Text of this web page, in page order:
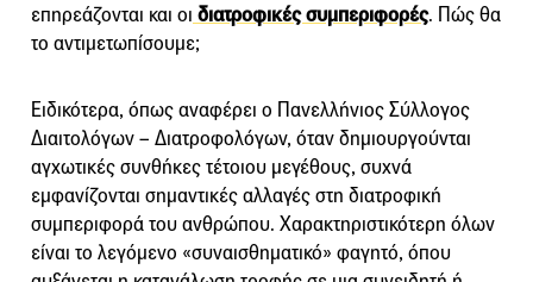
επηρεάζονται και οι διατροφικές συμπεριφορές. Πώς θα
το αντιμετωπίσουμε;
Ειδικότερα, όπως αναφέρει ο Πανελλήνιος Σύλλογος
Διαιτολόγων – Διατροφολόγων, όταν δημιουργούνται
αγχωτικές συνθήκες τέτοιου μεγέθους, συχνά
εμφανίζονται σημαντικές αλλαγές στη διατροφική
συμπεριφορά του ανθρώπου. Χαρακτηριστικότερη όλων
είναι το λεγόμενο «συναισθηματικό» φαγητό, όπου